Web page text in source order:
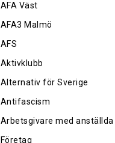
AFA Väst
AFA3 Malmö
AFS
Aktivklubb
Alternativ för Sverige
Antifascism
Arbetsgivare med
Företag